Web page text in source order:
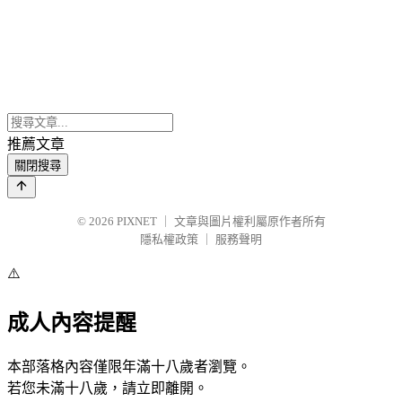
推薦文章
關閉搜尋
© 2026 PIXNET
文章與圖片權利屬原作者所有
隱私權政策
服務聲明
⚠️
成人內容提醒
本部落格內容僅限年滿十八歲者瀏覽。
若您未滿十八歲，請立即離開。